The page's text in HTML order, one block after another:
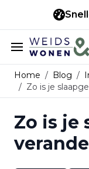
Ga naar de inhoud
Home / Blog /
/ Zo is je
Zo is je